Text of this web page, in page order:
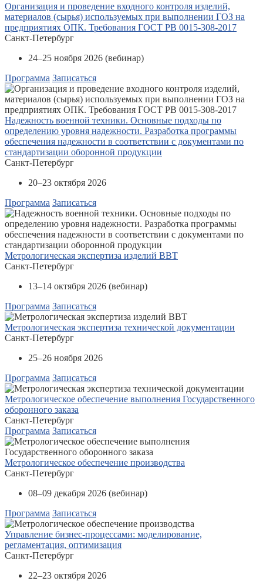
Организация и проведение входного контроля изделий,
материалов (сырья) используемых при выполнении ГОЗ на
предприятиях ОПК. Требования ГОСТ РВ 0015-308-2017
Санкт-Петербург
24–25 ноября 2026 (вебинар)
Программа Записаться
Надежность военной техники. Основные подходы по
определению уровня надежности. Разработка программы
обеспечения надежности в соответствии с документами по
стандартизации оборонной продукции
Санкт-Петербург
20–23 октября 2026
Программа Записаться
Метрологическая экспертиза изделий ВВТ
Санкт-Петербург
13–14 октября 2026 (вебинар)
Программа Записаться
Метрологическая экспертиза технической документации
Санкт-Петербург
25–26 ноября 2026
Программа Записаться
Метрологическое обеспечение выполнения Государственного
оборонного заказа
Санкт-Петербург
Программа Записаться
Метрологическое обеспечение производства
Санкт-Петербург
08–09 декабря 2026 (вебинар)
Программа Записаться
Управление бизнес-процессами: моделирование,
регламентация, оптимизация
Санкт-Петербург
22–23 октября 2026